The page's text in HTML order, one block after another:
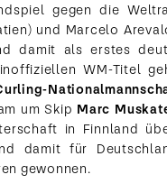
gegen die
und Marcelo
damit als erstes
WM-Titel
um Skip Marc
in Finnland
damit für
gewonnen.